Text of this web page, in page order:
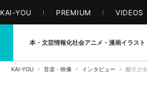
KAI-YOU PREMIUM VIDEOS
本・文芸情報化社会アニメ・漫画イラスト
KAI-YOU 音楽・映像 インタビュー 酸欠少